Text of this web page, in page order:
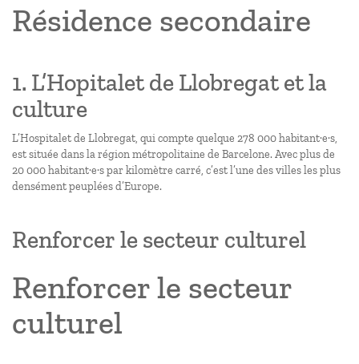
Résidence secondaire
1. L’Hopitalet de Llobregat et la
culture
L’Hospitalet de Llobregat, qui compte quelque 278 000 habitant·e·s,
est située dans la région métropolitaine de Barcelone. Avec plus de
20 000 habitant·e·s par kilomètre carré, c’est l’une des villes les plus
densément peuplées d’Europe.
Renforcer le secteur culturel
Renforcer le secteur
culturel